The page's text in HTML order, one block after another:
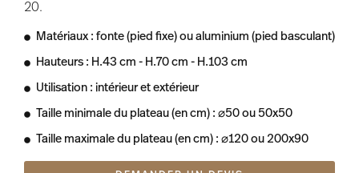
20.
Matériaux : fonte (pied fixe) ou aluminium (pied basculant)
Hauteurs : H.43 cm - H.70 cm - H.103 cm
Utilisation : intérieur et extérieur
Taille minimale du plateau (en cm) : ⌀50 ou 50x50
Taille maximale du plateau (en cm) : ⌀120 ou 200x90